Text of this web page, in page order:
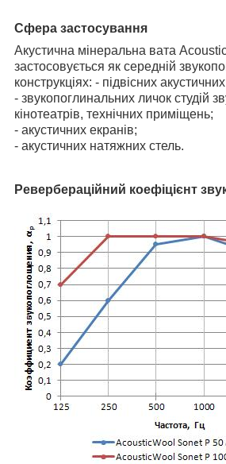
Сфера застосування
Акустична мінеральна вата
застосовується як середній
конструкціях: - підвісних
- звукопоглинальних личок студій
кінотеатрів, технічних приміщень;
- акустичних екранів;
- акустичних натяжних стель.
Ревербераційний коефіцієнт